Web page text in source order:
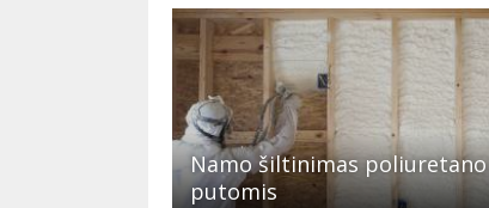
Namo šiltinimas poliuretano
putomis